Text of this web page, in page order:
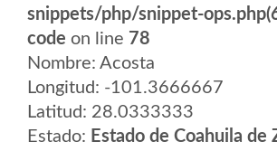
snippets/php/snippet-
code on line 78
Nombre: Acosta
Longitud: -101.3666667
Latitud: 28.0333333
Estado: Estado de Coahuila de